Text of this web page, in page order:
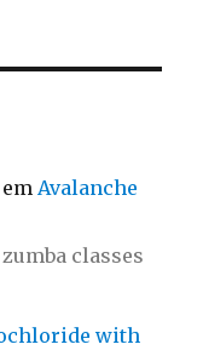
em Avalanche
classes
with